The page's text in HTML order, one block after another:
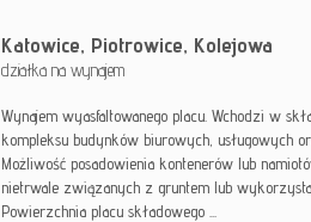
Katowice, Piotrowice, Kolejowa
działka na wynajem
Wynajem wyasfaltowanego placu. Wchodzi w
kompleksu budynków biurowych, usługowych
Możliwość posadowienia kontenerów lub
nietrwale związanych z gruntem lub
Powierzchnia placu składowego ...